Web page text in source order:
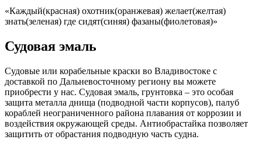
«Каждый(красная) охотник(оранжевая) желает(желтая)
знать(зеленая) где сидят(синяя) фазаны(фиолетовая)»
Судовая эмаль
Судовые или корабельные краски во Владивостоке с
доставкой по Дальневосточному региону вы можете
приобрести у нас. Судовая эмаль, грунтовка – это особая
защита металла днища (подводной части корпусов), палуб
кораблей неограниченного района плавания от коррозии и
воздействия окружающей среды. Антиобрастайка позволяет
защитить от обрастания подводную часть судна.